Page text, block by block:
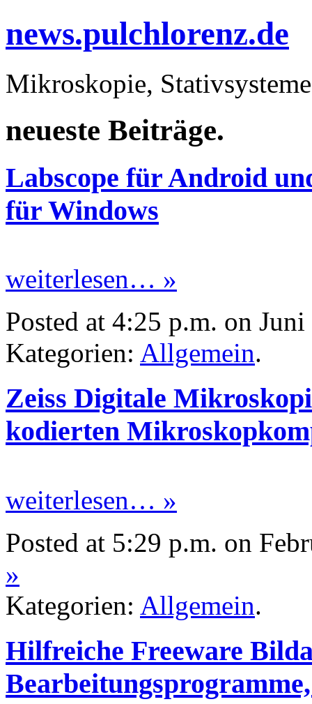
news.pulchlorenz.de
Mikroskopie,
neueste Beiträge.
Labscope für Android
für Windows
weiterlesen… »
Posted at 4:25 p.m. on
Kategorien: Allgemein.
Zeiss Digitale
kodierten
weiterlesen… »
Posted at 5:29 p.m. on
»
Kategorien: Allgemein.
Hilfreiche Freeware